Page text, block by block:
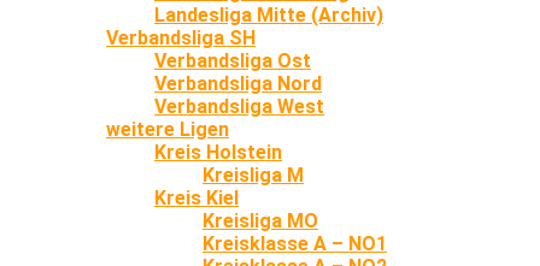
Landesliga Mitte (Archiv)
Verbandsliga SH
Verbandsliga Ost
Verbandsliga Nord
Verbandsliga West
weitere Ligen
Kreis Holstein
Kreisliga M
Kreis Kiel
Kreisliga MO
Kreisklasse A – NO1